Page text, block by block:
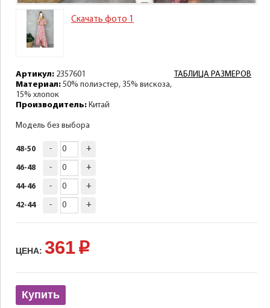
Скачать фото 1
ТАБЛИЦА РАЗМЕРОВ
Артикул: 2357601
Материал: 50% полиэстер, 35% вискоза,
15% хлопок
Производитель: Китай
Модель без выбора
48-50 - +
46-48 - +
44-46 - +
42-44 - +
ЦЕНА: 361 p
Купить